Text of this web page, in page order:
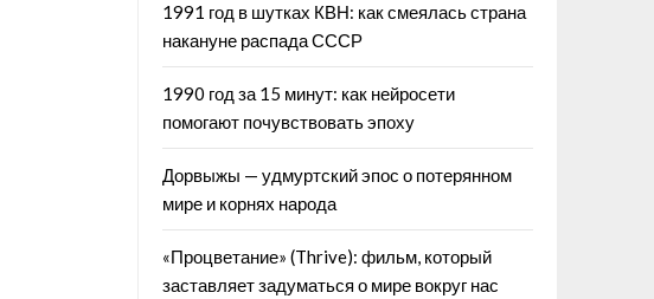
1991 год в шутках КВН: как смеялась страна
накануне распада СССР
1990 год за 15 минут: как нейросети
помогают почувствовать эпоху
Дорвыжы — удмуртский эпос о потерянном
мире и корнях народа
«Процветание» (Thrive): фильм, который
заставляет задуматься о мире вокруг нас